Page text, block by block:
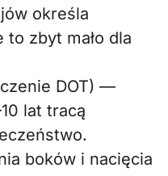
określa
to zbyt mało dla
DOT) —
lat tracą
boków i nacięcia